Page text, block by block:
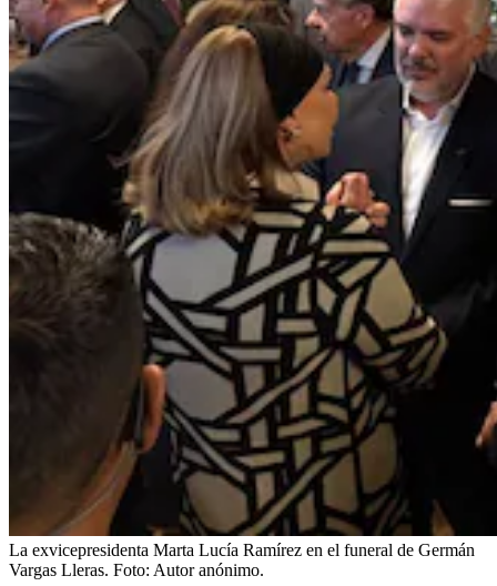
La exvicepresidenta Marta Lucía Ramírez en el funeral de Germán
Vargas Lleras. Foto: Autor anónimo.